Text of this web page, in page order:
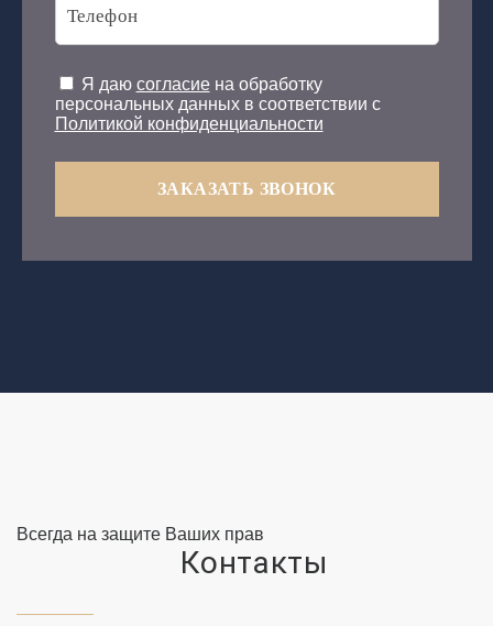
Я даю согласиена обработку
персональных данных в соответствии с
Политикой конфиденциальности
ЗАКАЗАТЬ ЗВОНОК
Всегда на защите Ваших прав
Контакты